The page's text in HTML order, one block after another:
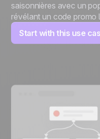
saisonnières avec un
révélant un code promo
Start with this use